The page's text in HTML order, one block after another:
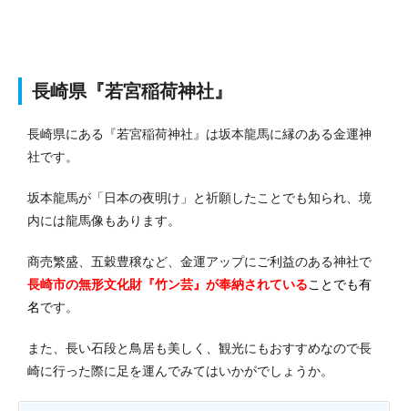
長崎県『若宮稲荷神社』
長崎県にある『若宮稲荷神社』は坂本龍馬に縁のある金運神
社です。
坂本龍馬が「日本の夜明け」と祈願したことでも知られ、境
内には龍馬像もあります。
商売繁盛、五穀豊穣など、金運アップにご利益のある神社で
長崎市の無形文化財『竹ン芸』が奉納されていることでも有
名です。
また、長い石段と鳥居も美しく、観光にもおすすめなので長
崎に行った際に足を運んでみてはいかがでしょうか。